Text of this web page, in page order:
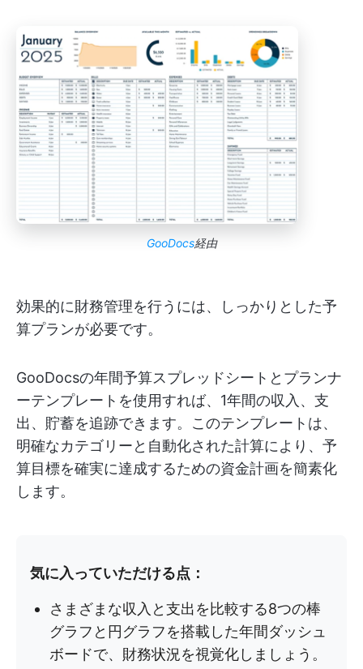
GooDocs経由
効果的に財務管理を行うには、しっかりとした予
算プランが必要です。
GooDocsの年間予算スプレッドシートとプランナ
ーテンプレートを使用すれば、1年間の収入、支
出、貯蓄を追跡できます。このテンプレートは、
明確なカテゴリーと自動化された計算により、予
算目標を確実に達成するための資金計画を簡素化
します。
気に入っていただける点：
さまざまな収入と支出を比較する8つの棒
グラフと円グラフを搭載した年間ダッシュ
ボードで、財務状況を視覚化しましょう。